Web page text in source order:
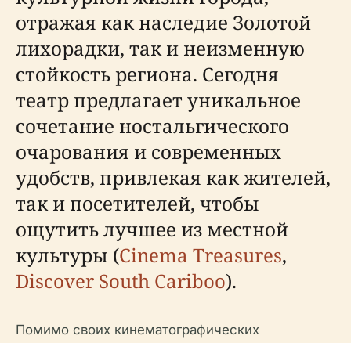
отражая как наследие Золотой
лихорадки, так и неизменную
стойкость региона. Сегодня
театр предлагает уникальное
сочетание ностальгического
очарования и современных
удобств, привлекая как жителей,
так и посетителей, чтобы
ощутить лучшее из местной
культуры (Cinema Treasures,
Discover South Cariboo).
Помимо своих кинематографических